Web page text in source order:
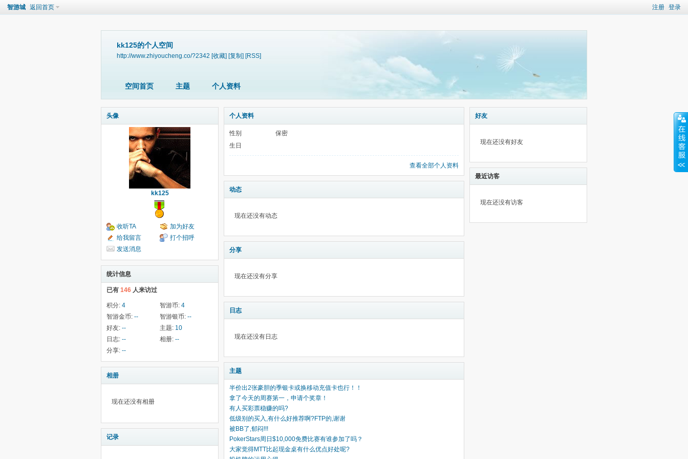
注册 登录
智游城 返回首页
kk125的个人空间
http://www.zhiyoucheng.co/?2342 [收藏] [复制] [RSS]
空间首页 主题 个人资料
头像
kk125
收听TA
加为好友
给我留言
打个招呼
发送消息
统计信息
已有 146 人来访过
积分: 4 智游币: 4
智游金币: -- 智游银币: --
好友: -- 主题: 10
日志: -- 相册: --
分享: --
相册
现在还没有相册
记录
个人资料
性别
保密
生日
查看全部个人资料
动态
现在还没有动态
分享
现在还没有分享
日志
现在还没有日志
主题
半价出2张豪胆的季银卡或换移动充值卡也行！！
拿了今天的周赛第一，申请个奖章！
有人买彩票稳赚的吗?
低级别的买入,有什么好推荐啊?FTP的,谢谢
被BB了,郁闷!!!
PokerStars周日$10,000免费比赛有谁参加了吗？
大家觉得MTT比起现金桌有什么优点好处呢?
好友
现在还没有好友
最近访客
现在还没有访客